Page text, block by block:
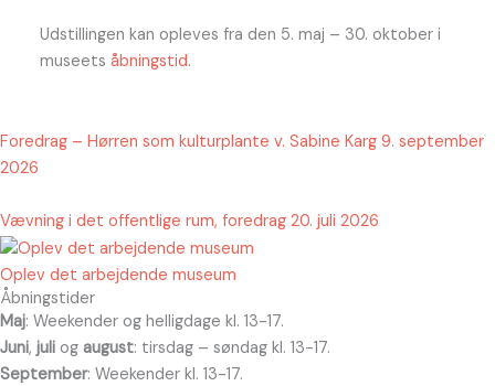
Udstillingen kan opleves fra den 5. maj – 30. oktober i
museets åbningstid.
Foredrag – Hørren som kulturplante v. Sabine Karg 9. september
2026
Vævning i det offentlige rum, foredrag 20. juli 2026
Oplev det arbejdende museum
Åbningstider
Maj: Weekender og helligdage kl. 13-17.
Juni, juli og august: tirsdag – søndag kl. 13-17.
September: Weekender kl. 13-17.